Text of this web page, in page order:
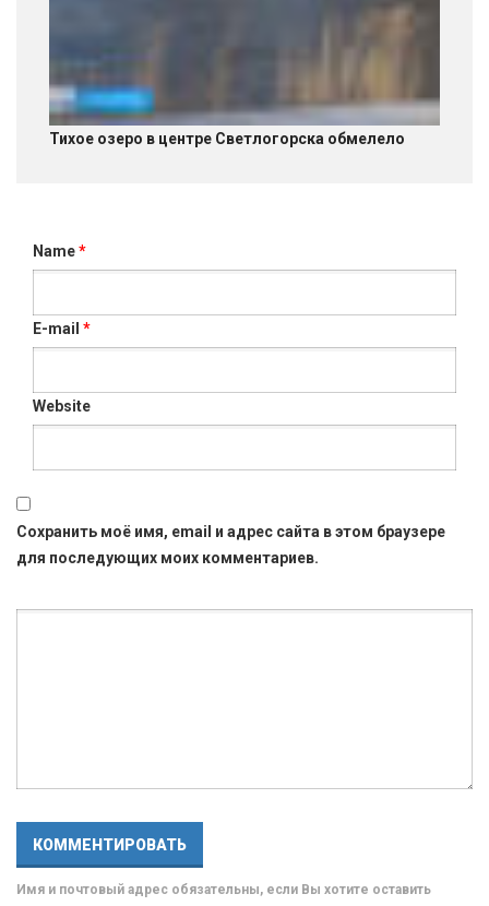
Тихое озеро в центре Светлогорска обмелело
Name*
E-mail *
Website
Сохранить моё имя, email и адрес сайта в этом браузере
для последующих моих комментариев.
Имя и почтовый адрес обязательны, если Вы хотите оставить